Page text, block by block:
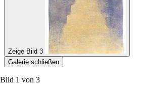
Zeige Bild 3
Galerie schließen
Bild 1 von 3